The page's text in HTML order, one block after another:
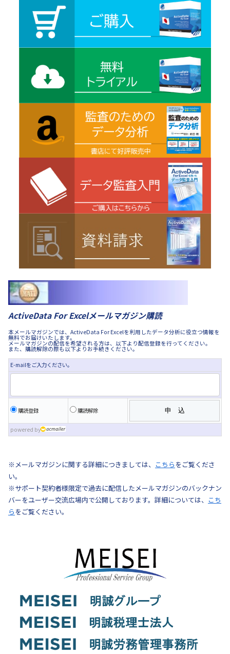
ActiveData For Excelメールマガジン購読
本メールマガジンでは、ActiveData For Excelを利用したデータ分析に役立つ情報を
無料でお届けいたします。
メールマガジンの配信を希望される方は、以下より配信登録を行ってください。
また、購読解除の際も以下よりお手続きください。
E-mailをご入力ください。
購読登録 購読解除
powered by
※メールマガジンに関する詳細につきましては、 こちら をご覧くださ
い。
※サポート契約者様限定で過去に配信したメールマガジンのバックナン
バーをユーザー交流広場内で公開しております。詳細については、 こち
ら をご覧ください。